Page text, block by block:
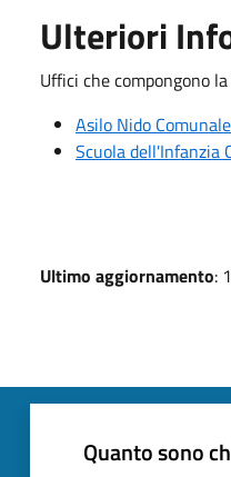
Ulteriori
Uffici che compongono
Asilo Nido Comunale
Scuola dell'Infanzia
Ultimo aggiornamento:
Quanto sono